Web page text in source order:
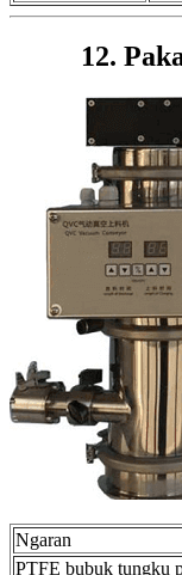
12.
Ngaran
PTFE bubuk tungku